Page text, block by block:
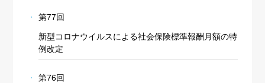
第77回
新型コロナウイルスによる社会保険標準報酬月額の特
例改定
第76回